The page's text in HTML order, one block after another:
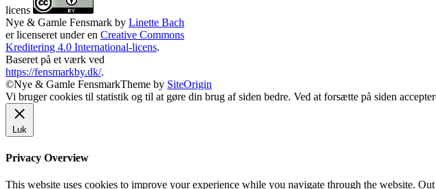
licens
Nye & Gamle Fensmark by Linette Bach
er licenseret under en Creative Commons
Kreditering 4.0 International-licens.
Baseret på et værk ved
https://fensmarkby.dk/.
©Nye & Gamle FensmarkTheme by SiteOrigin
Vi bruger cookies til statistik og til at gøre din brug af siden bedre. Ved at forsætte på siden
Luk
Privacy Overview
This website uses cookies to improve your experience while you navigate through the website.